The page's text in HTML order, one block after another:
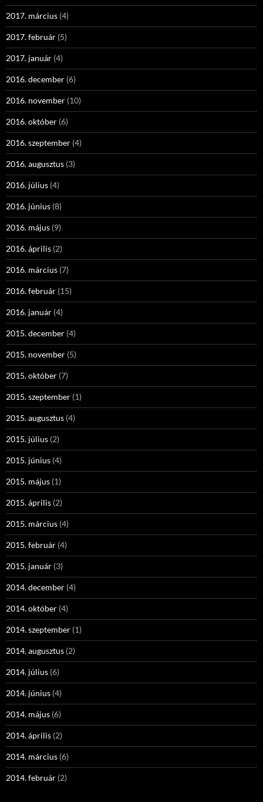
2017. március (4)
2017. február (5)
2017. január (4)
2016. december (6)
2016. november (10)
2016. október (6)
2016. szeptember (4)
2016. augusztus (3)
2016. július (4)
2016. június (8)
2016. május (9)
2016. április (2)
2016. március (7)
2016. február (15)
2016. január (4)
2015. december (4)
2015. november (5)
2015. október (7)
2015. szeptember (1)
2015. augusztus (4)
2015. július (2)
2015. június (4)
2015. május (1)
2015. április (2)
2015. március (4)
2015. február (4)
2015. január (3)
2014. december (4)
2014. október (4)
2014. szeptember (1)
2014. augusztus (2)
2014. július (6)
2014. június (4)
2014. május (6)
2014. április (2)
2014. március (6)
2014. február (2)